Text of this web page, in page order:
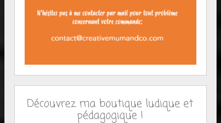
Découvrez ma boutique ludique et
pédagogique !